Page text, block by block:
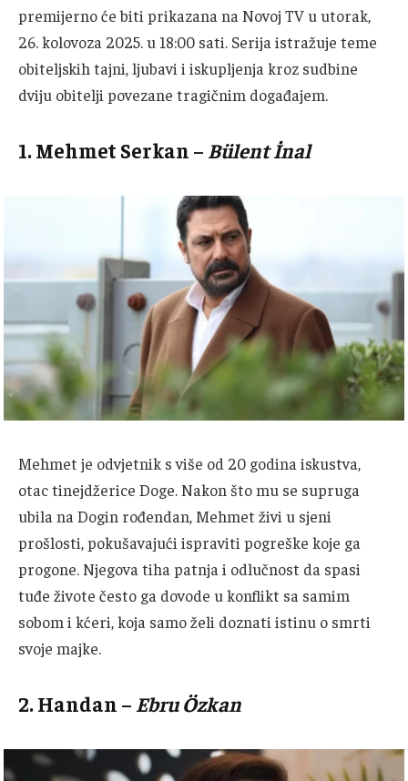
premijerno će biti prikazana na Novoj TV u utorak,
26. kolovoza 2025. u 18:00 sati. Serija istražuje teme
obiteljskih tajni, ljubavi i iskupljenja kroz sudbine
dviju obitelji povezane tragičnim događajem.
1.Mehmet Serkan – Bülent İnal
Mehmet je odvjetnik s više od 20 godina iskustva,
otac tinejdžerice Doge. Nakon što mu se supruga
ubila na Dogin rođendan, Mehmet živi u sjeni
prošlosti, pokušavajući ispraviti pogreške koje ga
progone. Njegova tiha patnja i odlučnost da spasi
tuđe živote često ga dovode u konflikt sa samim
sobom i kćeri, koja samo želi doznati istinu o smrti
svoje majke.
2.Handan – Ebru Özkan